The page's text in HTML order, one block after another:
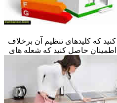
که کلیدهای تنظیم آن برخلاف
اطمینان حاصل کنید که شعله های